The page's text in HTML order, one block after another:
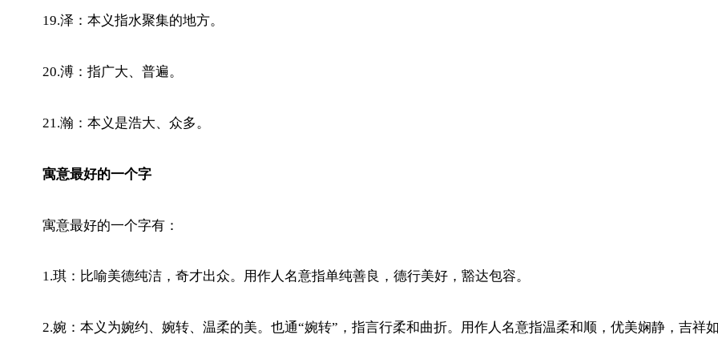
19.泽：本义指水聚集的地方。
20.溥：指广大、普遍。
21.瀚：本义是浩大、众多。
寓意最好的一个字
寓意最好的一个字有：
1.琪：比喻美德纯洁，奇才出众。用作人名意指单纯善良，德行美好，豁达包容。
2.婉：本义为婉约、婉转、温柔的美。也通“婉转”，指言行柔和曲折。用作人名意指温柔和顺，优美娴静，吉祥如